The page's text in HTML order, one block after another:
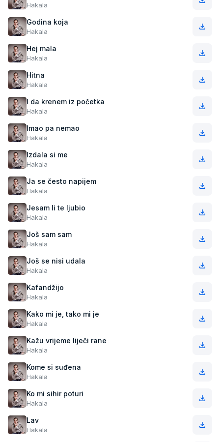
Hakala
Godina koja
Hakala
Hej mala
Hakala
Hitna
Hakala
I da krenem iz početka
Hakala
Imao pa nemao
Hakala
Izdala si me
Hakala
Ja se često napijem
Hakala
Jesam li te ljubio
Hakala
Još sam sam
Hakala
Još se nisi udala
Hakala
Kafandžijo
Hakala
Kako mi je, tako mi je
Hakala
Kažu vrijeme liječi rane
Hakala
Kome si suđena
Hakala
Ko mi sihir poturi
Hakala
Lav
Hakala